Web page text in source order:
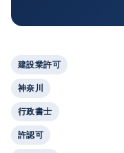
建設業許可
神奈川
行政書士
許認可